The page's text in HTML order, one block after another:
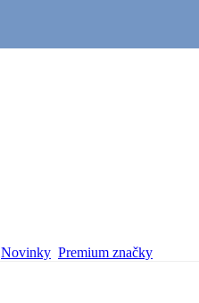
Novinky Premium značky